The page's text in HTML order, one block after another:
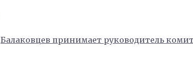
Балаковцев принимает руководитель